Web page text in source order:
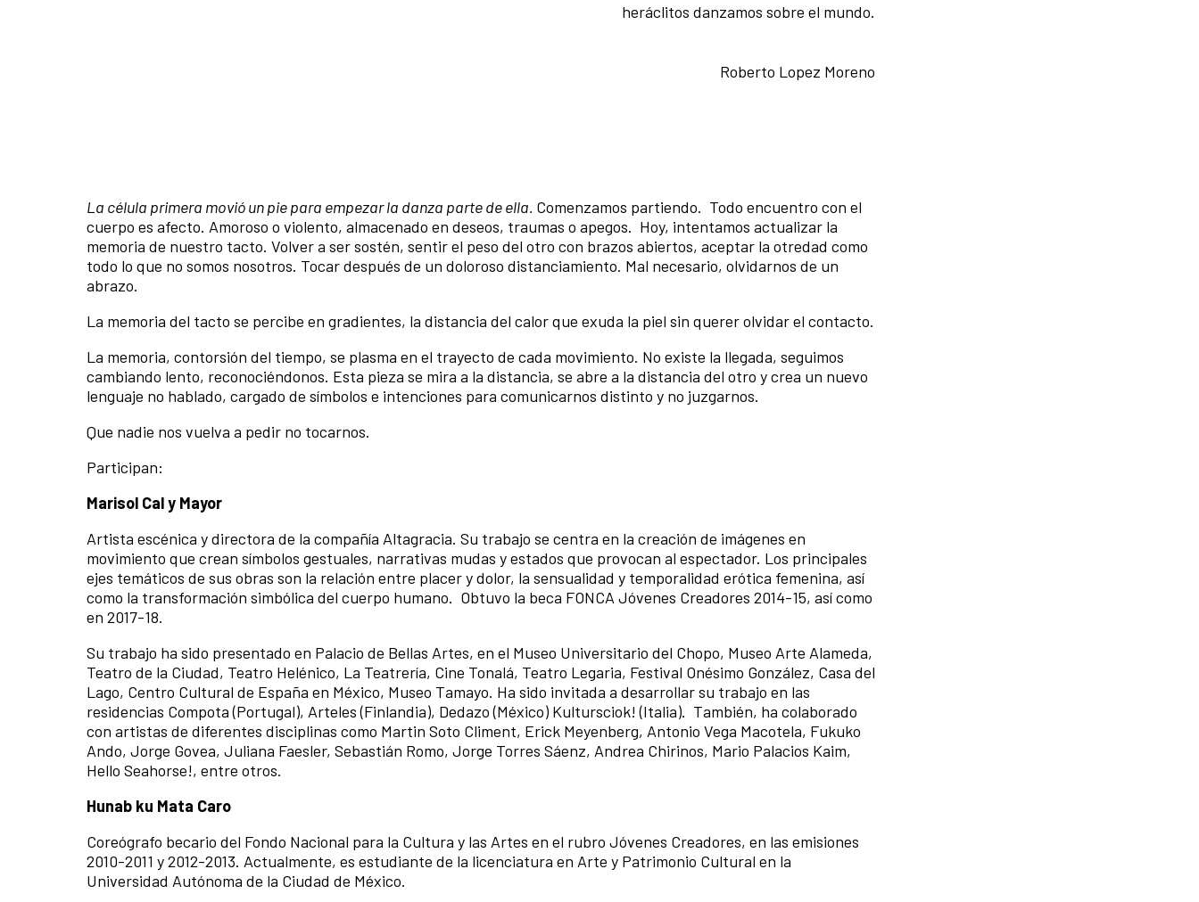
heráclitos danzamos sobre el mundo.
Roberto Lopez Moreno
La célula primera movió un pie para empezar la danza parte de ella. Comenzamos partiendo. Todo encuentro con el
cuerpo es afecto. Amoroso o violento, almacenado en deseos, traumas o apegos. Hoy, intentamos actualizar la
memoria de nuestro tacto. Volver a ser sostén, sentir el peso del otro con brazos abiertos, aceptar la otredad como
todo lo que no somos nosotros. Tocar después de un doloroso distanciamiento. Mal necesario, olvidarnos de un
abrazo.
La memoria del tacto se percibe en gradientes, la distancia del calor que exuda la piel sin querer olvidar el contacto.
La memoria, contorsión del tiempo, se plasma en el trayecto de cada movimiento. No existe la llegada, seguimos
cambiando lento, reconociéndonos. Esta pieza se mira a la distancia, se abre a la distancia del otro y crea un nuevo
lenguaje no hablado, cargado de símbolos e intenciones para comunicarnos distinto y no juzgarnos.
Que nadie nos vuelva a pedir no tocarnos.
Participan:
Marisol Cal y Mayor
Artista escénica y directora de la compañía Altagracia. Su trabajo se centra en la creación de imágenes en
movimiento que crean símbolos gestuales, narrativas mudas y estados que provocan al espectador. Los principales
ejes temáticos de sus obras son la relación entre placer y dolor, la sensualidad y temporalidad erótica femenina, así
como la transformación simbólica del cuerpo humano. Obtuvo la beca FONCA Jóvenes Creadores 2014-15, así como
en 2017-18.
Su trabajo ha sido presentado en Palacio de Bellas Artes, en el Museo Universitario del Chopo, Museo Arte Alameda,
Teatro de la Ciudad, Teatro Helénico, La Teatrería, Cine Tonalá, Teatro Legaria, Festival Onésimo González, Casa del
Lago, Centro Cultural de España en México, Museo Tamayo. Ha sido invitada a desarrollar su trabajo en las
residencias Compota (Portugal), Arteles (Finlandia), Dedazo (México) Kultursciok! (Italia). También, ha colaborado
con artistas de diferentes disciplinas como Martin Soto Climent, Erick Meyenberg, Antonio Vega Macotela, Fukuko
Ando, Jorge Govea, Juliana Faesler, Sebastián Romo, Jorge Torres Sáenz, Andrea Chirinos, Mario Palacios Kaim,
Hello Seahorse!, entre otros.
Hunab ku Mata Caro
Coreógrafo becario del Fondo Nacional para la Cultura y las Artes en el rubro Jóvenes Creadores, en las emisiones
2010-2011 y 2012-2013. Actualmente, es estudiante de la licenciatura en Arte y Patrimonio Cultural en la
Universidad Autónoma de la Ciudad de México.